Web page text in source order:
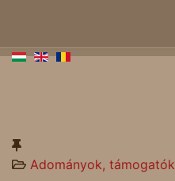
Adományok, támogatók